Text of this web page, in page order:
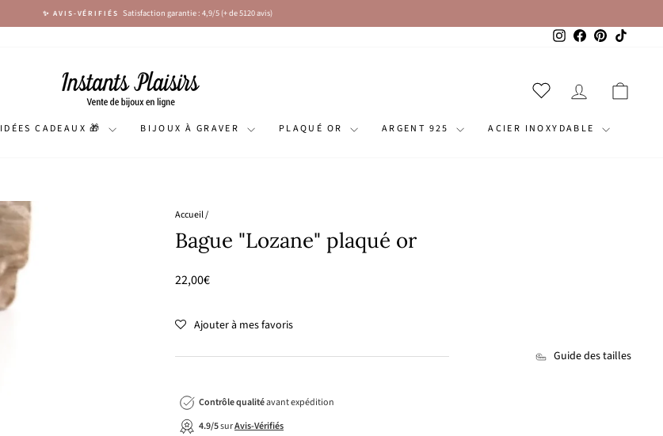
Diaporama
✨ AVIS-VÉRIFIÉS Satisfaction garantie : 4,9/5 (+ de 5120 avis)
InstagramFacebook
Pinterest
SE
IDÉES CADEAUX 🎁 BIJOUX À GRAVER PLAQUÉ OR ARGENT 925 ACIER INOXYDABLE
Accueil/
Bague "Lozane" plaqué or
Prix
22,00€
Ajouter à mes favoris
Guide des tailles
Contrôle qualitéavant expédition
4.9/5surAvis-Vérifiés